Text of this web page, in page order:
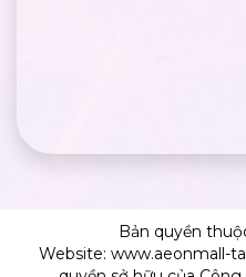
Bản quyền
Website: www.aeonmall-